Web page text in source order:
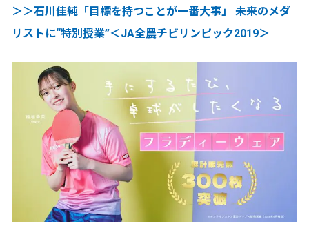
＞＞石川佳純「目標を持つことが一番大事」 未来のメダ
リストに“特別授業”＜JA全農チビリンピック2019＞